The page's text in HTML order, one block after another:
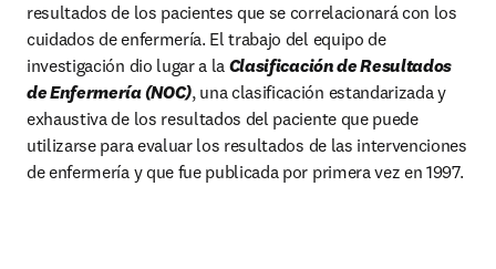
resultados de los pacientes que se correlacionará con los
cuidados de enfermería. El trabajo del equipo de
investigación dio lugar a la Clasificación de Resultados
de Enfermería (NOC), una clasificación estandarizada y
exhaustiva de los resultados del paciente que puede
utilizarse para evaluar los resultados de las intervenciones
de enfermería y que fue publicada por primera vez en 1997.